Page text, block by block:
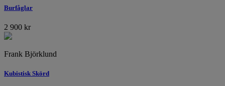
Burfåglar
2 900 kr
Frank Björklund
Kubistisk Skörd